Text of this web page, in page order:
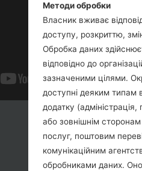
Методи обробки
Власник вживає
доступу, розкриттю,
Обробка даних
відповідно до
зазначеними цілями.
доступні деяким типам
додатку
або зовнішнім
послуг, поштовим
комунікаційним
обробниками даних.